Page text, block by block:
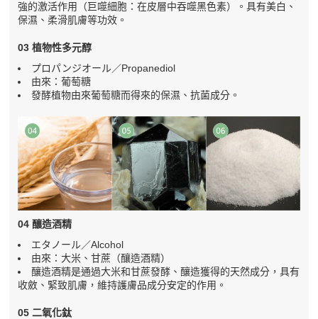
強的激活作用（巨噬細胞：在皮層中吞噬黑色素）。具有美白、
保濕、柔滑肌膚等功效。
03 植物性多元醇
プロパンジオール／Propanediol
由來：葡萄糖
發酵植物由來葡萄糖而得來的保濕、抗菌成分。
04 釀造酒精
エタノール／Alcohol
由來：大米、甘蔗（釀造酒精）
釀造酒精是通過大米和甘蔗發酵、釀造獲得的天然成分，具有
收斂、緊致肌膚，維持護膚品成分安定的作用。
05 二氧化鈦